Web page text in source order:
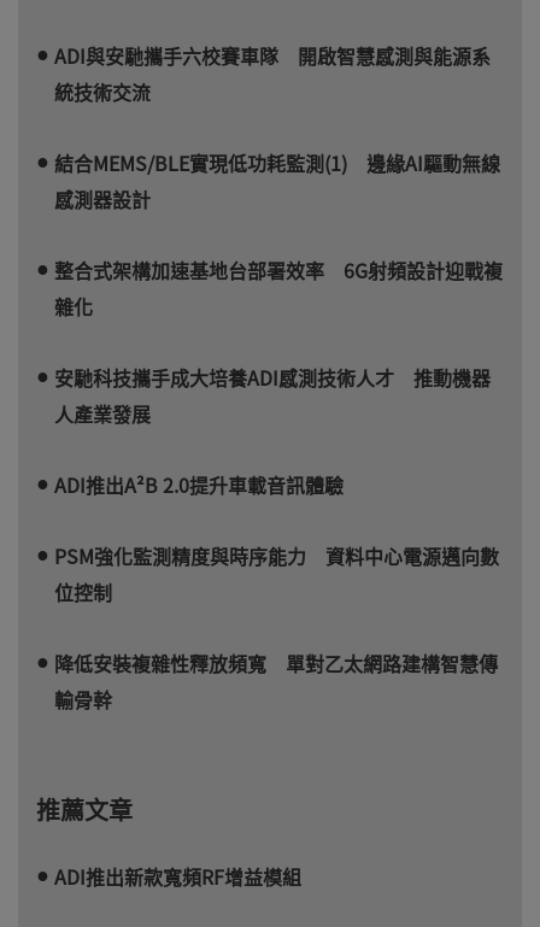
ADI與安馳攜手六校賽車隊 開啟智慧感測與能源系
統技術交流
結合MEMS/BLE實現低功耗監測(1) 邊緣AI驅動無線
感測器設計
整合式架構加速基地台部署效率 6G射頻設計迎戰複
雜化
安馳科技攜手成大培養ADI感測技術人才 推動機器
人產業發展
ADI推出A²B 2.0提升車載音訊體驗
PSM強化監測精度與時序能力 資料中心電源邁向數
位控制
降低安裝複雜性釋放頻寬 單對乙太網路建構智慧傳
輸骨幹
推薦文章
ADI推出新款寬頻RF增益模組